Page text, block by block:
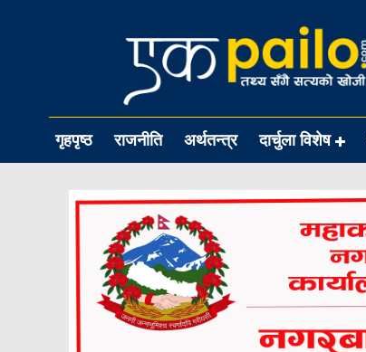
गृहपृष्ठ राजनीति अर्थतन्त्र दार्चुला विशेष